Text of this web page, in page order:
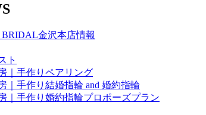
金沢本店情報
ト
｜手作りペアリング
｜手作り結婚指輪 and 婚約指輪
｜手作り婚約指輪プロポーズプラン